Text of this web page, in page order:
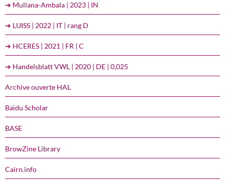
➔ Mullana-Ambala | 2023 | IN
➔ LUISS | 2022 | IT | rang D
➔ HCERES | 2021 | FR | C
➔ Handelsblatt VWL | 2020 | DE | 0,025
Archive ouverte HAL
Baidu Scholar
BASE
BrowZine Library
Cairn.info